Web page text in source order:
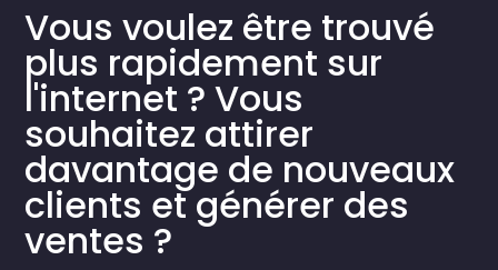
Vous voulez être trouvé
plus rapidement sur
l'internet ? Vous
souhaitez attirer
davantage de nouveaux
clients et générer des
ventes ?